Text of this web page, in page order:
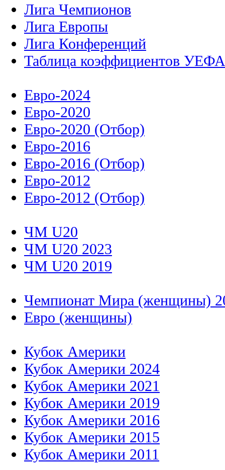
Лига Чемпионов
Лига Европы
Лига Конференций
Таблица коэффициентов УЕФА
Евро-2024
Евро-2020
Евро-2020 (Отбор)
Евро-2016
Евро-2016 (Отбор)
Евро-2012
Евро-2012 (Отбор)
ЧМ U20
ЧМ U20 2023
ЧМ U20 2019
Чемпионат Мира (женщины)
Евро (женщины)
Кубок Америки
Кубок Америки 2024
Кубок Америки 2021
Кубок Америки 2019
Кубок Америки 2016
Кубок Америки 2015
Кубок Америки 2011